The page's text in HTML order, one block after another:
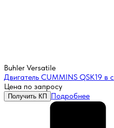
Buhler Versatile
Двигатель CUMMINS QSK19 в
Цена по запросу
Получить КП Подробнее